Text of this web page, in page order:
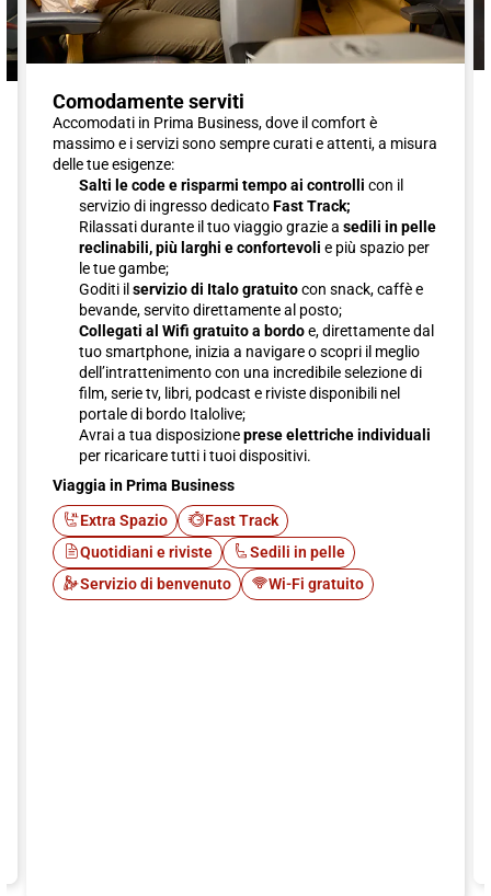
Comodamente serviti
Accomodati in Prima Business, dove il comfort è
massimo e i servizi sono sempre curati e attenti, a misura
delle tue esigenze:
Salti le code e risparmi tempo ai controlli con il
servizio di ingresso dedicatoFast Track;
Rilassati durante il tuo viaggio grazie a sedili in pelle
reclinabili, più larghi e confortevoli e più spazio per
le tue gambe;
Goditi il servizio di Italo gratuitocon snack, caffè e
bevande, servito direttamente al posto;
Collegati al Wifi gratuito a bordoe, direttamente dal
tuo smartphone, inizia a navigare o scopri il meglio
dell’intrattenimento con una incredibile selezione di
film, serie tv, libri, podcast e riviste disponibili nel
portale di bordo Italolive;
Avrai a tua disposizioneprese elettriche individuali
per ricaricare tutti i tuoi dispositivi.
Viaggia in Prima Business
Extra Spazio
Fast Track
Quotidiani e riviste
Sedili in pelle
Servizio di benvenuto
Wi-Fi gratuito